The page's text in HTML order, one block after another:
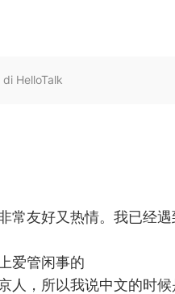
HelloTalk
常友好又热情。我已经
爱管闲事的
人，所以我说中文的时